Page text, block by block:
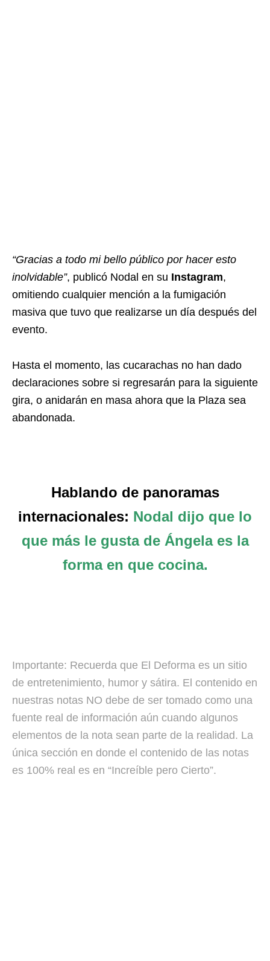
“Gracias a todo mi bello público por hacer esto
inolvidable”, publicó Nodal en su Instagram,
omitiendo cualquier mención a la fumigación
masiva que tuvo que realizarse un día después del
evento.
Hasta el momento, las cucarachas no han dado
declaraciones sobre si regresarán para la siguiente
gira, o anidarán en masa ahora que la Plaza sea
abandonada.
Hablando de panoramas
internacionales: Nodal dijo que lo
que más le gusta de Ángela es la
forma en que cocina.
Importante: Recuerda que El Deforma es un sitio
de entretenimiento, humor y sátira. El contenido en
nuestras notas NO debe de ser tomado como una
fuente real de información aún cuando algunos
elementos de la nota sean parte de la realidad. La
única sección en donde el contenido de las notas
es 100% real es en “Increíble pero Cierto”.